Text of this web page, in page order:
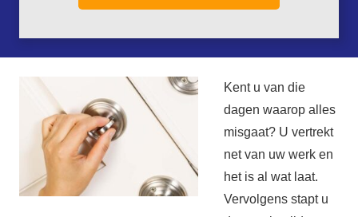
Kent u van die
dagen waarop alles
misgaat? U vertrekt
net van uw werk en
het is al wat laat.
Vervolgens stapt u